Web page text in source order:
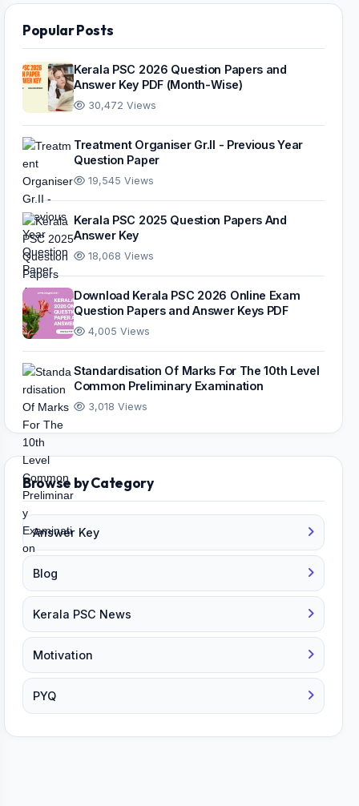
Popular Posts
Kerala PSC 2026 Question Papers and
Answer Key PDF (Month-Wise)
30,472 Views
Treatment Organiser Gr.II - Previous Year
Question Paper
19,545 Views
Kerala PSC 2025 Question Papers And
Answer Key
18,068 Views
Download Kerala PSC 2026 Online Exam
Question Papers and Answer Keys PDF
4,005 Views
Standardisation Of Marks For The 10th Level
Common Preliminary Examination
3,018 Views
Browse by Category
Answer Key
Blog
Kerala PSC News
Motivation
PYQ